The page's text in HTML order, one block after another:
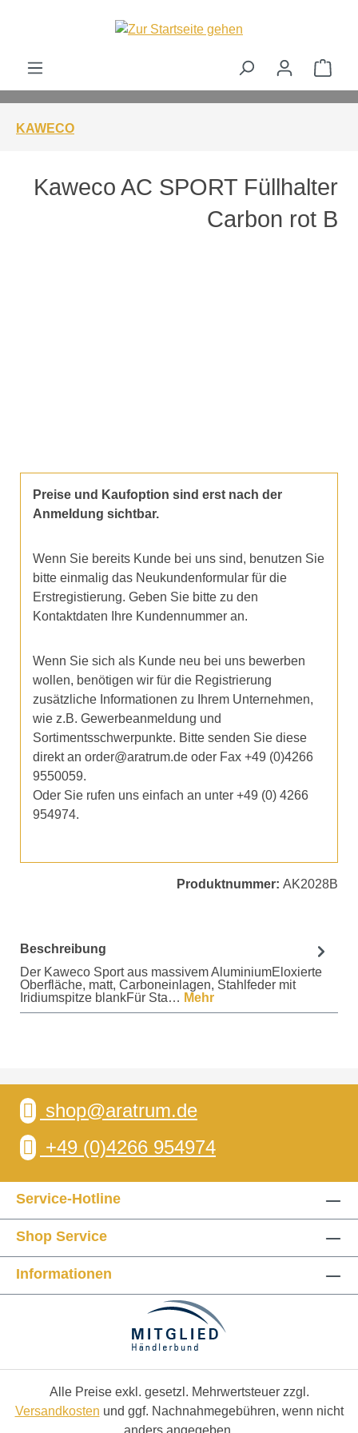
KAWECO
Kaweco AC SPORT Füllhalter
Carbon rot B
Preise und Kaufoption sind erst nach der
Anmeldung sichtbar.
Wenn Sie bereits Kunde bei uns sind, benutzen Sie
bitte einmalig das Neukundenformular für die
Erstregistierung. Geben Sie bitte zu den
Kontaktdaten Ihre Kundennummer an.
Wenn Sie sich als Kunde neu bei uns bewerben
wollen, benötigen wir für die Registrierung
zusätzliche Informationen zu Ihrem Unternehmen,
wie z.B. Gewerbeanmeldung und
Sortimentsschwerpunkte. Bitte senden Sie diese
direkt an order@aratrum.de oder Fax +49 (0)4266
9550059.
Oder Sie rufen uns einfach an unter +49 (0) 4266
954974.
Produktnummer: AK2028B
Beschreibung
Der Kaweco Sport aus massivem AluminiumEloxierte
Oberfläche, matt, Carboneinlagen, Stahlfeder mit
Iridiumspitze blankFür Sta… Mehr
shop@aratrum.de
+49 (0)4266 954974
Service-Hotline
Shop Service
Informationen
Alle Preise exkl. gesetzl. Mehrwertsteuer zzgl.
Versandkosten und ggf. Nachnahmegebühren, wenn nicht
anders angegeben.